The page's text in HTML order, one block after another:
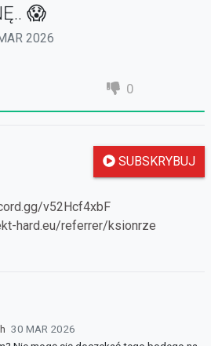
😱
2026
0
SUBSKRYBUJ
v52Hcf4xbF
hard.eu/referrer/ksionrze
KSIONRZE
30 MAR 2026